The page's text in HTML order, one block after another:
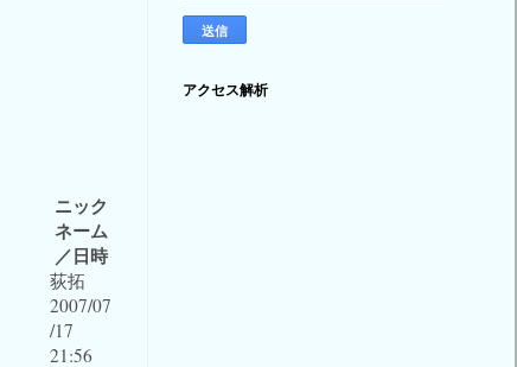
ニック
ネーム
／日時
荻拓
2007/07
/17
21:56
アクセス解析